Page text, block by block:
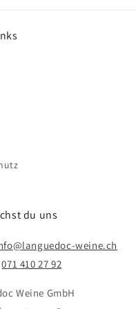
du uns
weine.ch
071 410 27 92
Weine GmbH